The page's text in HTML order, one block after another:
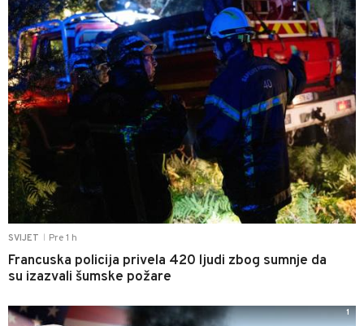
SVIJET Pre 1 h
Francuska policija privela 420 ljudi zbog sumnje da
su izazvali šumske požare
1